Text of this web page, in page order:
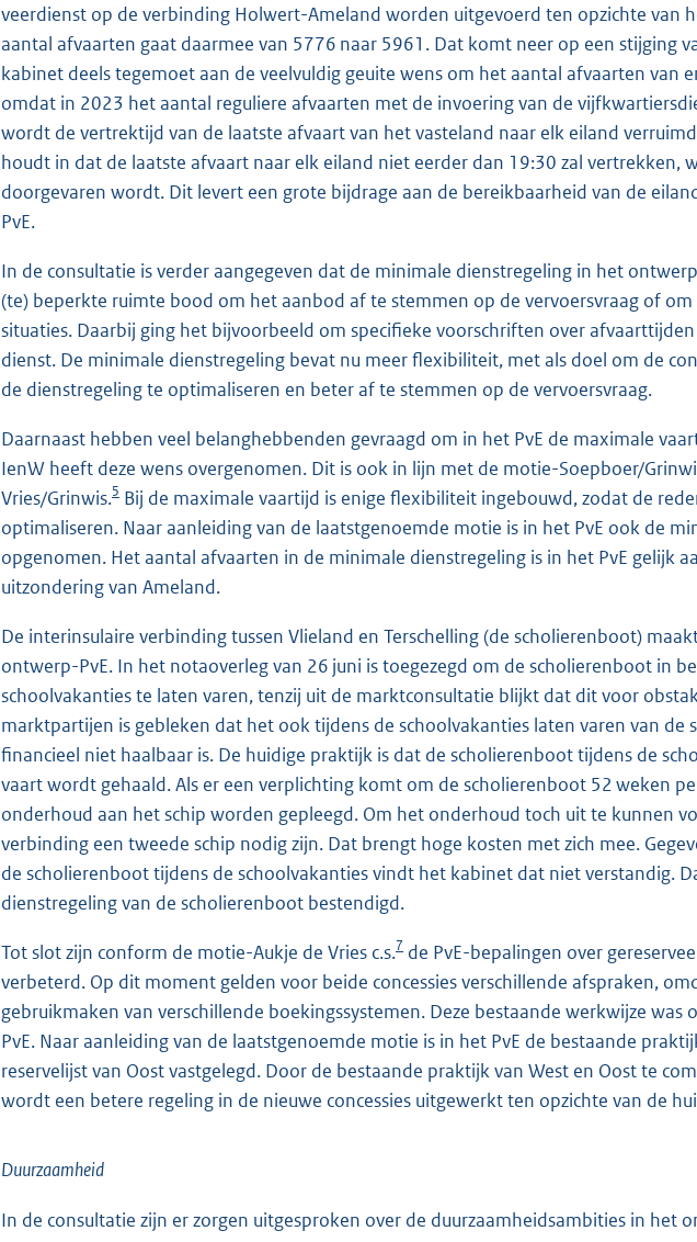
veerdienst op de verbinding Holwert-Ameland worden uitgevoerd ten opzichte van
aantal afvaarten gaat daarmee van 5776 naar 5961. Dat komt neer op een stijging
kabinet deels tegemoet aan de veelvuldig geuite wens om het aantal afvaarten van
omdat in 2023 het aantal reguliere afvaarten met de invoering van de
wordt de vertrektijd van de laatste afvaart van het vasteland naar elk eiland
houdt in dat de laatste afvaart naar elk eiland niet eerder dan 19:30 zal vertrekken,
doorgevaren wordt. Dit levert een grote bijdrage aan de bereikbaarheid van de
PvE.
In de consultatie is verder aangegeven dat de minimale dienstregeling in het
(te) beperkte ruimte bood om het aanbod af te stemmen op de vervoersvraag of
situaties. Daarbij ging het bijvoorbeeld om specifieke voorschriften over
dienst. De minimale dienstregeling bevat nu meer flexibiliteit, met als doel om de
de dienstregeling te optimaliseren en beter af te stemmen op de vervoersvraag.
Daarnaast hebben veel belanghebbenden gevraagd om in het PvE de maximale
IenW heeft deze wens overgenomen. Dit is ook in lijn met de motie-Soepboer/
Vries/Grinwis.5 Bij de maximale vaartijd is enige flexibiliteit ingebouwd, zodat de
optimaliseren. Naar aanleiding van de laatstgenoemde motie is in het PvE ook de
opgenomen. Het aantal afvaarten in de minimale dienstregeling is in het PvE gelijk
uitzondering van Ameland.
De interinsulaire verbinding tussen Vlieland en Terschelling (de scholierenboot)
ontwerp-PvE. In het notaoverleg van 26 juni is toegezegd om de scholierenboot in
schoolvakanties te laten varen, tenzij uit de marktconsultatie blijkt dat dit voor
marktpartijen is gebleken dat het ook tijdens de schoolvakanties laten varen van de
financieel niet haalbaar is. De huidige praktijk is dat de scholierenboot tijdens de
vaart wordt gehaald. Als er een verplichting komt om de scholierenboot 52 weken
onderhoud aan het schip worden gepleegd. Om het onderhoud toch uit te kunnen
verbinding een tweede schip nodig zijn. Dat brengt hoge kosten met zich mee.
de scholierenboot tijdens de schoolvakanties vindt het kabinet dat niet verstandig.
dienstregeling van de scholierenboot bestendigd.
Tot slot zijn conform de motie-Aukje de Vries c.s.7 de PvE-bepalingen over
verbeterd. Op dit moment gelden voor beide concessies verschillende afspraken,
gebruikmaken van verschillende boekingssystemen. Deze bestaande werkwijze
PvE. Naar aanleiding van de laatstgenoemde motie is in het PvE de bestaande
reservelijst van Oost vastgelegd. Door de bestaande praktijk van West en Oost te
wordt een betere regeling in de nieuwe concessies uitgewerkt ten opzichte van de
Duurzaamheid
In de consultatie zijn er zorgen uitgesproken over de duurzaamheidsambities in het